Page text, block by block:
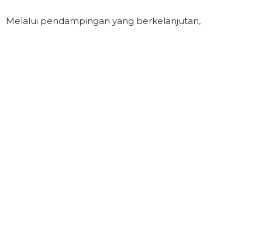
Melalui pendampingan yang berkelanjutan,